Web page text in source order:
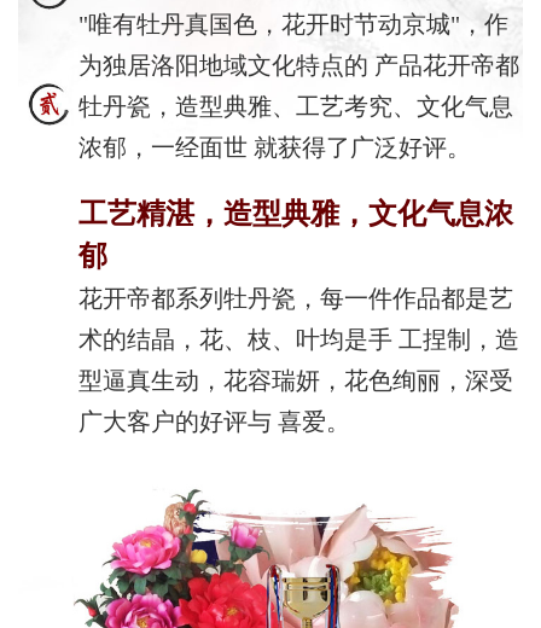
"唯有牡丹真国色，花开时节动京城"，作
为独居洛阳地域文化特点的 产品花开帝都
牡丹瓷，造型典雅、工艺考究、文化气息
浓郁，一经面世 就获得了广泛好评。
工艺精湛，造型典雅，文化气息浓
郁
花开帝都系列牡丹瓷，每一件作品都是艺
术的结晶，花、枝、叶均是手 工捏制，造
型逼真生动，花容瑞妍，花色绚丽，深受
广大客户的好评与 喜爱。